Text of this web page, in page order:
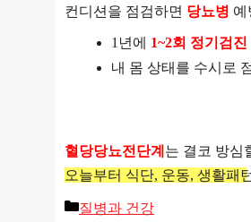
컨디션을 점검하면 당뇨병 예
1년에 1~2회 정기검진
내 몸 상태를 수시로
혈당당뇨전단계 는 결코 방심
오늘부터 식단, 운동, 생활패
카
질병과 건강